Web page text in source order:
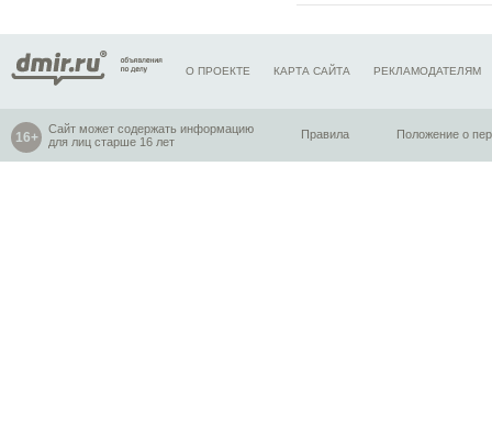
О ПРОЕКТЕ КАРТА САЙТА РЕКЛАМОДАТЕЛЯМ
Сайт может содержать информацию
для лиц старше 16 лет
Правила Положение о